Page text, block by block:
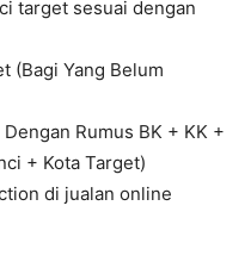
target sesuai dengan
(Bagi Yang Belum
Rumus BK + KK +
+ Kota Target)
di jualan online